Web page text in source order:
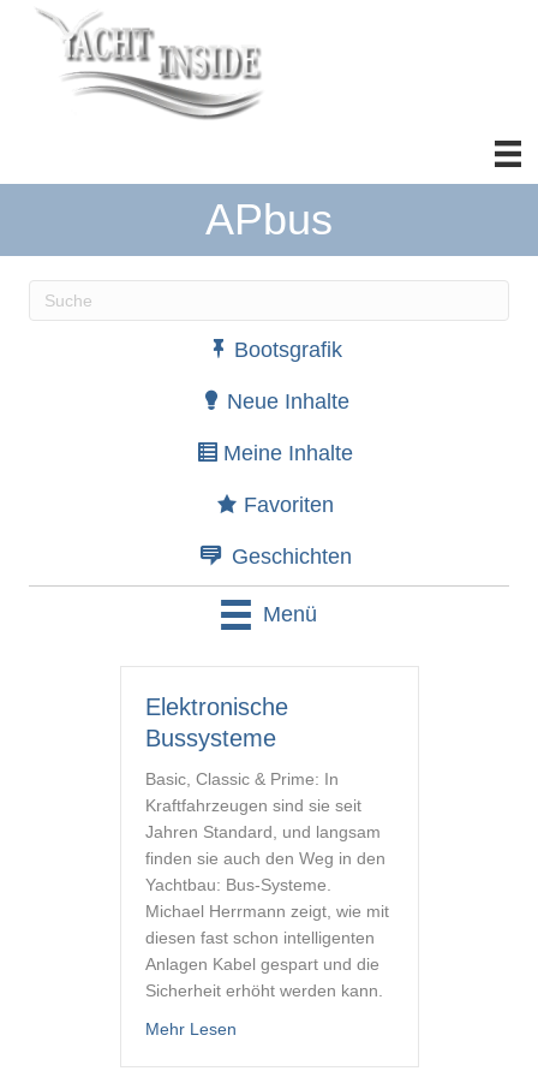
APbus
Wenn die Ergebnisse der automatischen
Bootsgrafik
Neue Inhalte
Meine Inhalte
Favoriten
Geschichten
Menü
Elektronische
Bussysteme
Basic, Classic & Prime: In
Kraftfahrzeugen sind sie seit
Jahren Standard, und langsam
finden sie auch den Weg in den
Yachtbau: Bus-Systeme.
Michael Herrmann zeigt, wie mit
diesen fast schon intelligenten
Anlagen Kabel gespart und die
Sicherheit erhöht werden kann.
Mehr Lesenabout Elektronische Bussysteme